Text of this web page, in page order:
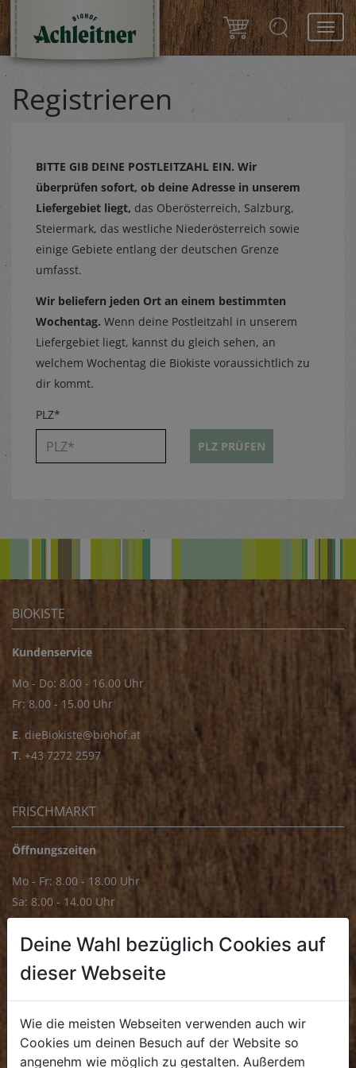
Registrieren
BITTE GIB DEINE POSTLEITZAHL EIN. Wir
überprüfen sofort, ob deine Adresse in unserem
Liefergebiet liegt, das Oberösterreich, Salzburg,
Steiermark, das westliche Niederösterreich sowie
einige Gebiete entlang der deutschen Grenze
umfasst.
Wir beliefern jeden Ort an einem bestimmten
Wochentag. Wenn deine Postleitzahl in unserem
Liefergebiet liegt, kannst du gleich sehen, an
welchem Wochentag die Biokiste voraussichtlich zu
dir kommt.
PLZ*
PLZ PRÜFEN
BIOKISTE
Kundenservice
Mo - Do: 8.00 - 16.00 Uhr
Fr: 8.00 - 15.00 Uhr
E. dieBiokiste@biohof.at
T. +43 7272 2597
FRISCHMARKT
Öffnungszeiten
Mo - Fr: 8.00 - 18.00 Uhr
Sa: 8.00 - 14.00 Uhr
Mo - Fr: 8.00 - 16.00 Uhr
. +43 7272 4859 70
Deine Wahl bezüglich Cookies auf
dieser Webseite
Wie die meisten Webseiten verwenden auch wir
Cookies um deinen Besuch auf der Website so
angenehm wie möglich zu gestalten. Außerdem